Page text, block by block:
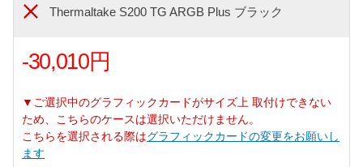
Thermaltake S200 TG ARGB Plus ブラック
-30,010円
▼ご選択中のグラフィックカードがサイズ上 取付けできない
ため、こちらのケースは選択いただけません。
こちらを選択される際はグラフィックカードの変更をお願いし
ます